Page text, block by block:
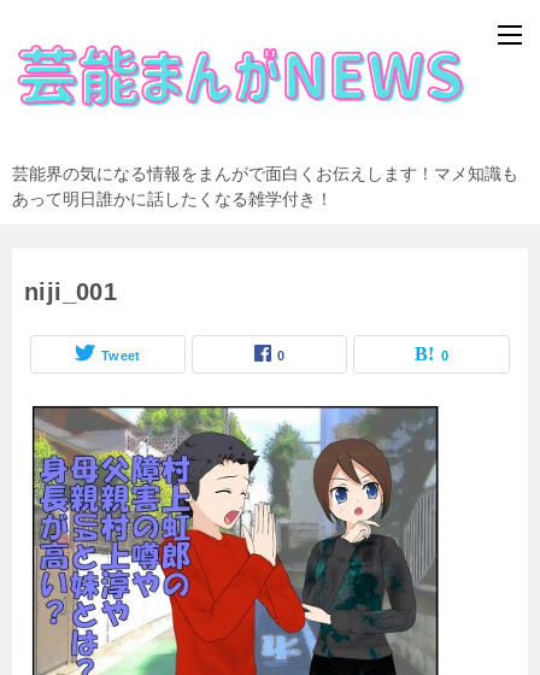
芸能界の気になる情報をまんがで面白くお伝えします！マメ知識も
あって明日誰かに話したくなる雑学付き！
niji_001
Tweet 0 0